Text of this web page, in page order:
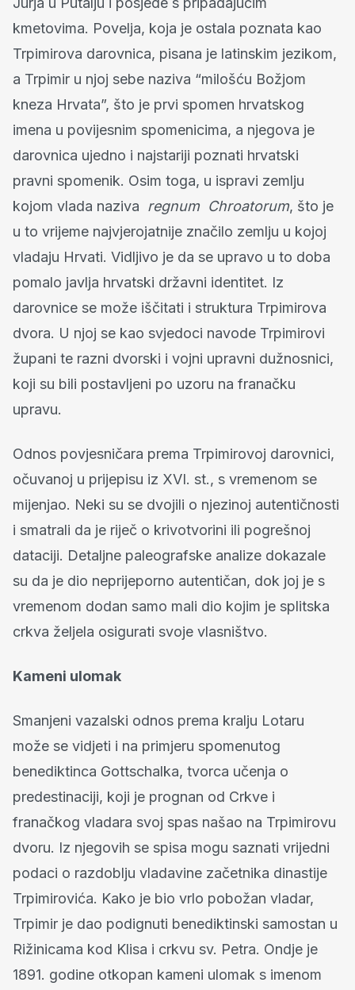
kmetovima. Povelja, koja je ostala poznata kao
Trpimirova darovnica, pisana je latinskim jezikom,
a Trpimir u njoj sebe naziva “milošću Božjom
kneza Hrvata”, što je prvi spomen hrvatskog
imena u povijesnim spomenicima, a njegova je
darovnica ujedno i najstariji poznati hrvatski
pravni spomenik. Osim toga, u ispravi zemlju
kojom vlada naziva regnum Chroatorum, što je
u to vrijeme najvjerojatnije značilo zemlju u kojoj
vladaju Hrvati. Vidljivo je da se upravo u to doba
pomalo javlja hrvatski državni identitet. Iz
darovnice se može iščitati i struktura Trpimirova
dvora. U njoj se kao svjedoci navode Trpimirovi
župani te razni dvorski i vojni upravni dužnosnici,
koji su bili postavljeni po uzoru na franačku
upravu.
Odnos povjesničara prema Trpimirovoj darovnici,
očuvanoj u prijepisu iz XVI. st., s vremenom se
mijenjao. Neki su se dvojili o njezinoj autentičnosti
i smatrali da je riječ o krivotvorini ili pogrešnoj
dataciji. Detaljne paleografske analize dokazale
su da je dio neprijeporno autentičan, dok joj je s
vremenom dodan samo mali dio kojim je splitska
crkva željela osigurati svoje vlasništvo.
Kameni ulomak
Smanjeni vazalski odnos prema kralju Lotaru
može se vidjeti i na primjeru spomenutog
benediktinca Gottschalka, tvorca učenja o
predestinaciji, koji je prognan od Crkve i
franačkog vladara svoj spas našao na Trpimirovu
dvoru. Iz njegovih se spisa mogu saznati vrijedni
podaci o razdoblju vladavine začetnika dinastije
Trpimirovića. Kako je bio vrlo pobožan vladar,
Trpimir je dao podignuti benediktinski samostan u
Rižinicama kod Klisa i crkvu sv. Petra. Ondje je
1891. godine otkopan kameni ulomak s imenom